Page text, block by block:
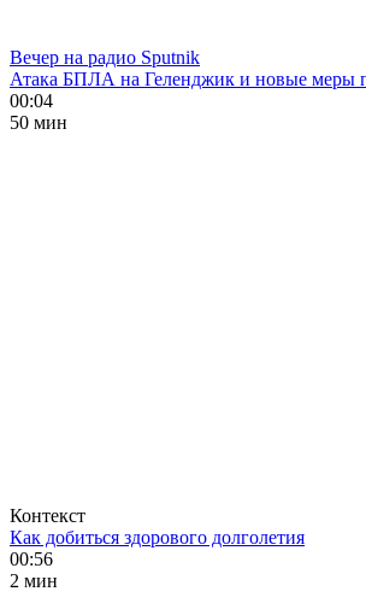
Вечер на радио Sputnik
Атака БПЛА на Геленджик и новые меры
00:04
50 мин
Контекст
Как добиться здорового долголетия
00:56
2 мин